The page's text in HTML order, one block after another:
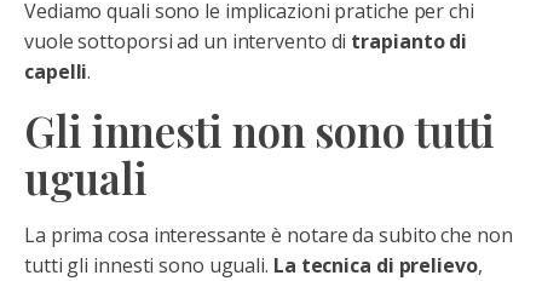
Vediamo quali sono le implicazioni pratiche per chi
vuole sottoporsi ad un intervento di trapianto di
capelli.
Gli innesti non sono tutti
uguali
La prima cosa interessante è notare da subito che non
tutti gli innesti sono uguali. La tecnica di prelievo,